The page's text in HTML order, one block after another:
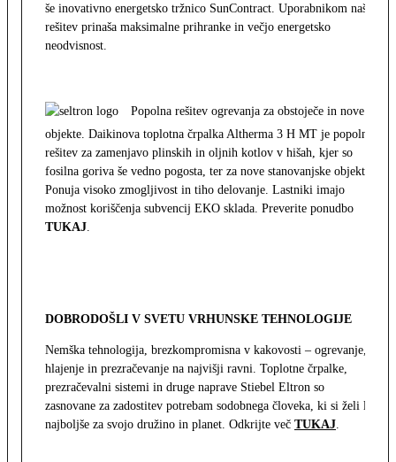
še inovativno energetsko tržnico SunContract. Uporabnikom naša
rešitev prinaša maksimalne prihranke in večjo energetsko
neodvisnost.
Popolna rešitev ogrevanja za obstoječe in nove
objekte. Daikinova toplotna črpalka Altherma 3 H MT je popolna
rešitev za zamenjavo plinskih in oljnih kotlov v hišah, kjer so
fosilna goriva še vedno pogosta, ter za nove stanovanjske objekte.
Ponuja visoko zmogljivost in tiho delovanje. Lastniki imajo
možnost koriščenja subvencij EKO sklada. Preverite ponudbo
TUKAJ
DOBRODOŠLI V SVETU VRHUNSKE TEHNOLOGIJE
Nemška tehnologija, brezkompromisna v kakovosti – ogrevanje,
hlajenje in prezračevanje na najvišji ravni. Toplotne črpalke,
prezračevalni sistemi in druge naprave Stiebel Eltron so
zasnovane za zadostitev potrebam sodobnega človeka, ki si želi le
najboljše za svojo družino in planet. Odkrijte več TUKAJ